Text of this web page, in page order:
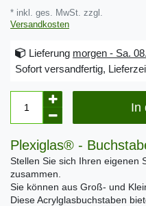
* inkl. ges. MwSt. zzgl.
Versandkosten
Lieferung morgen - Sa.
Sofort versandfertig,
In
Plexiglas® -
Stellen Sie sich Ihren eigenen
zusammen.
Sie können aus Groß- und
Diese Acrylglasbuchstaben